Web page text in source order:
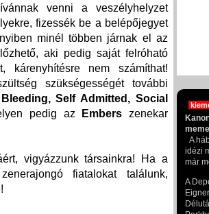
venni a veszélyhelyzet
fizessék be a belépőjegyet
minél többen járnak el az
aki pedig saját felróható
kárenyhítésre nem számíthat!
szükségességét további
Self Admitted, Social
pedig az Embers zenekar
vigyázzunk társainkra! Ha a
fiatalokat találunk,
A
idézi
már
A